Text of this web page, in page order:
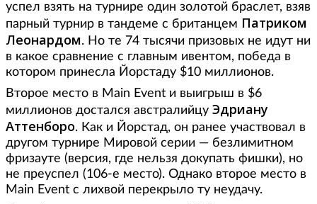
успел взять на турнире один золотой браслет, взяв
парный турнир в тандеме с британцем Патриком
Леонардом. Но те 74 тысячи призовых не идут ни
в какое сравнение с главным ивентом, победа в
котором принесла Йорстаду $10 миллионов.
Второе место в Main Event и выигрыш в $6
миллионов достался австралийцу Эдриану
Аттенборо. Как и Йорстад, он ранее участвовал в
другом турнире Мировой серии — безлимитном
фризауте (версия, где нельзя докупать фишки), но
не преуспел (106-е место). Однако второе место в
Main Event с лихвой перекрыло ту неудачу.